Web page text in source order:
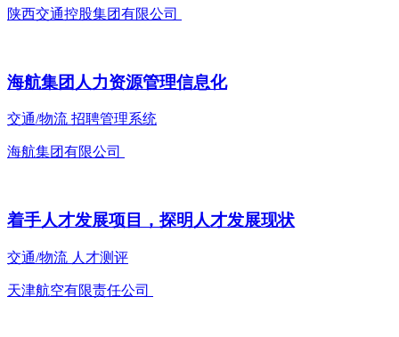
陕西交通控股集团有限公司
海航集团人力资源管理信息化
交通/物流 招聘管理系统
海航集团有限公司
着手人才发展项目，探明人才发展现状
交通/物流 人才测评
天津航空有限责任公司